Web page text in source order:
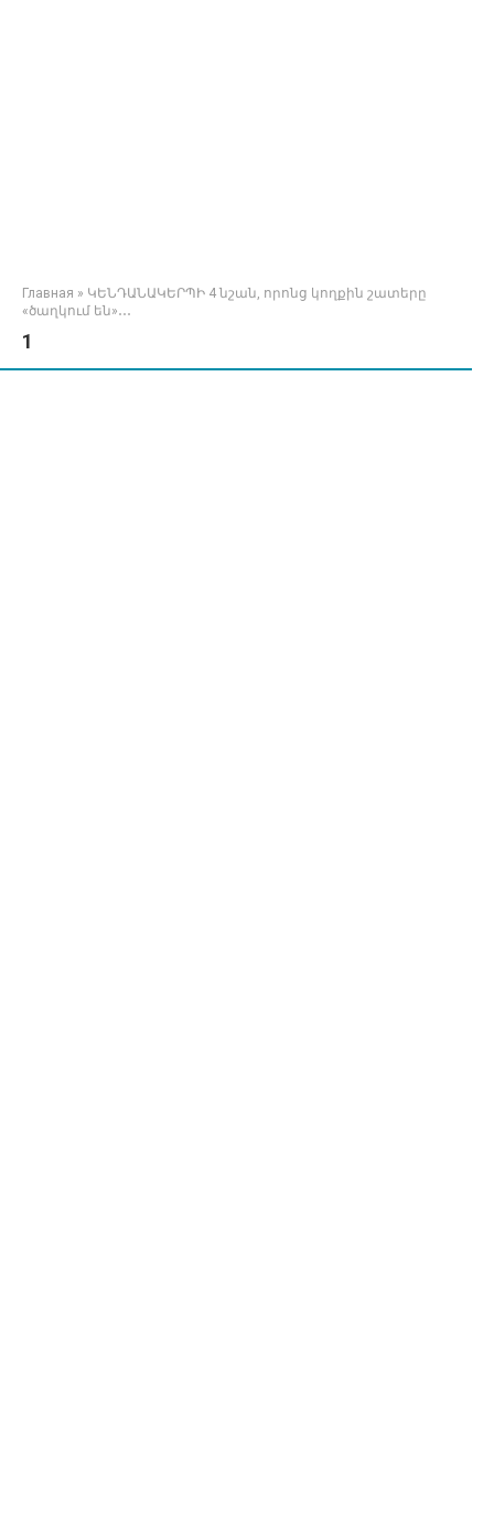
Главная » ԿԵՆԴԱՆԱԿԵՐՊԻ 4 նշան, որոնց կողքին շատերը
«ծաղկում են»․․․
1